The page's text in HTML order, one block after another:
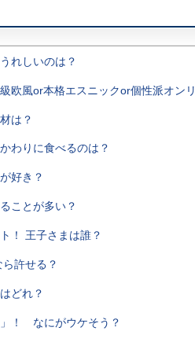
れしいのは？
欧風or本格エスニックor個性派オン
は？
わりに食べるのは？
好き？
ことが多い？
！ 王子さまは誰？
許せる？
どれ？
！ なにがウケそう？